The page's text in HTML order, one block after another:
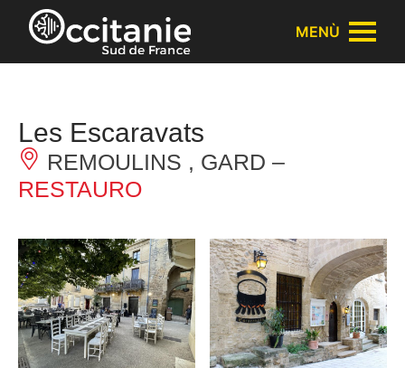
Pannello di gestione dei cookies
MENÙ
Les Escaravats
REMOULINS , GARD –
RESTAURO